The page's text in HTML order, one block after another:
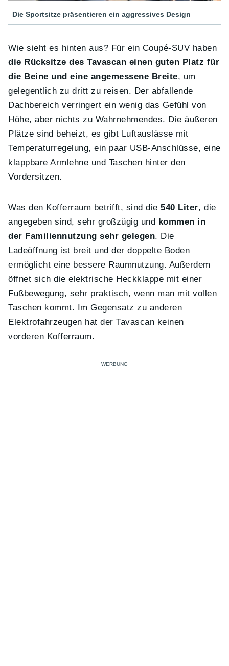
Die Sportsitze präsentieren ein aggressives Design
Wie sieht es hinten aus? Für ein Coupé-SUV haben
die Rücksitze des Tavascan einen guten Platz für
die Beine und eine angemessene Breite, um
gelegentlich zu dritt zu reisen. Der abfallende
Dachbereich verringert ein wenig das Gefühl von
Höhe, aber nichts zu Wahrnehmendes. Die äußeren
Plätze sind beheizt, es gibt Luftauslässe mit
Temperaturregelung, ein paar USB-Anschlüsse, eine
klappbare Armlehne und Taschen hinter den
Vordersitzen.
Was den Kofferraum betrifft, sind die540 Liter, die
angegeben sind, sehr großzügig und kommen in
der Familiennutzung sehr gelegen. Die
Ladeöffnung ist breit und der doppelte Boden
ermöglicht eine bessere Raumnutzung. Außerdem
öffnet sich die elektrische Heckklappe mit einer
Fußbewegung, sehr praktisch, wenn man mit vollen
Taschen kommt. Im Gegensatz zu anderen
Elektrofahrzeugen hat der Tavascan keinen
vorderen Kofferraum.